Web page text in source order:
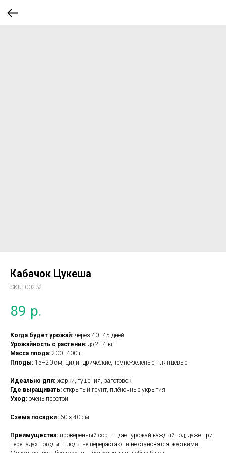
Кабачок Цукеша
SKU: 00232
89 р.
Когда будет урожай: через 40–45 дней
Урожайность с растения: до 2–4 кг
Масса плода: 200–400 г
Плоды: 15–20 см, цилиндрические, тёмно-зелёные, глянцевые
Идеально для: жарки, тушения, заготовок
Где выращивать: открытый грунт, плёночные укрытия
Уход: очень простой
Схема посадки: 60 × 40 см
Преимущества: проверенный сорт — даёт урожай каждый год, даже при
перепадах погоды. Плоды не перерастают и не становятся жёсткими.